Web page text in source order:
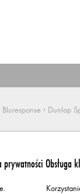
› Dunlop
prywatności Obsługa